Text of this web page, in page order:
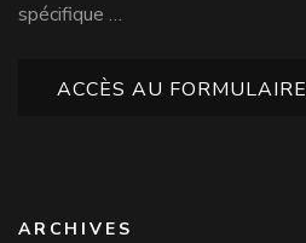
spécifique …
ACCÈS AU FORMULAIRE
ARCHIVES